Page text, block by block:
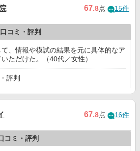
67.8点 15件
コミ・評判
、情報や模試の結果を元に具体的なア
ただけた。（40代／女性）
評判
67.8点 16件
コミ・評判